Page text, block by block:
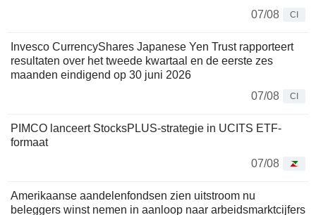
07/08 CI
Invesco CurrencyShares Japanese Yen Trust rapporteert
resultaten over het tweede kwartaal en de eerste zes
maanden eindigend op 30 juni 2026
07/08
CI
PIMCO lanceert StocksPLUS-strategie in UCITS ETF-
formaat
07/08
Amerikaanse aandelenfondsen zien uitstroom nu
beleggers winst nemen in aanloop naar arbeidsmarktcijfers